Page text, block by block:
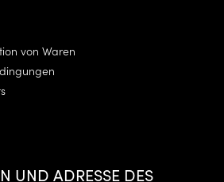
von Waren
UND ADRESSE DES